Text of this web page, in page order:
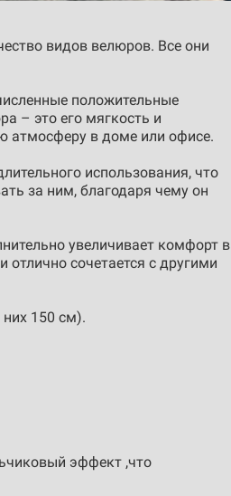
видов велюров. Все они
положительные
– это его мягкость и
атмосферу в доме или офисе.
использования, что
за ним, благодаря чему он
увеличивает комфорт в
сочетается с другими
150 см).
эффект ,что